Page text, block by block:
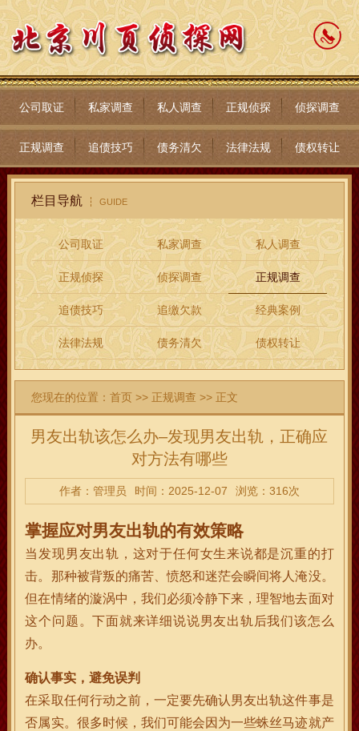
公司取证 私家调查 私人调查 正规侦探 侦探调查
正规调查 追债技巧 债务清欠 法律法规 债权转让
栏目导航 GUIDE
公司取证 私家调查 私人调查
正规侦探 侦探调查 正规调查
追债技巧 追缴欠款 经典案例
法律法规 债务清欠 债权转让
您现在的位置：首页 >> 正规调查 >> 正文
男友出轨该怎么办–发现男友出轨，正确应
对方法有哪些
作者：管理员 时间：2025-12-07 浏览：316次
掌握应对男友出轨的有效策略
当发现男友出轨，这对于任何女生来说都是沉重的打
击。那种被背叛的痛苦、愤怒和迷茫会瞬间将人淹没。
但在情绪的漩涡中，我们必须冷静下来，理智地去面对
这个问题。下面就来详细说说男友出轨后我们该怎么
办。
确认事实，避免误判
在采取任何行动之前，一定要先确认男友出轨这件事是
否属实。很多时候，我们可能会因为一些蛛丝马迹就产